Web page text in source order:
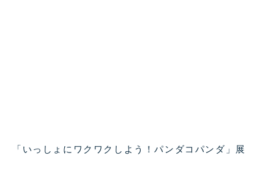
「いっしょにワクワクしよう！パンダコパンダ」展